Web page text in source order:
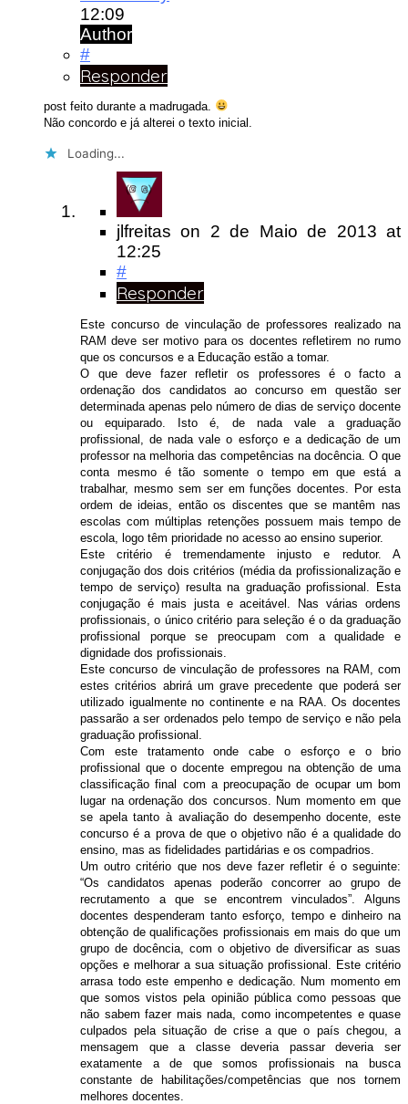
12:09
Author
#
Responder
post feito durante a madrugada.
Não concordo e já alterei o texto inicial.
Loading...
jlfreitas on 2 de Maio de 2013at
12:25
#
Responder
Este concurso de vinculação de professores realizado na
RAM deve ser motivo para os docentes refletirem no rumo
que os concursos e a Educação estão a tomar.
O que deve fazer refletir os professores é o facto a
ordenação dos candidatos ao concurso em questão ser
determinada apenas pelo número de dias de serviço docente
ou equiparado. Isto é, de nada vale a graduação
profissional, de nada vale o esforço e a dedicação de um
professor na melhoria das competências na docência. O que
conta mesmo é tão somente o tempo em que está a
trabalhar, mesmo sem ser em funções docentes. Por esta
ordem de ideias, então os discentes que se mantêm nas
escolas com múltiplas retenções possuem mais tempo de
escola, logo têm prioridade no acesso ao ensino superior.
Este critério é tremendamente injusto e redutor. A
conjugação dos dois critérios (média da profissionalização e
tempo de serviço) resulta na graduação profissional. Esta
conjugação é mais justa e aceitável. Nas várias ordens
profissionais, o único critério para seleção é o da graduação
profissional porque se preocupam com a qualidade e
dignidade dos profissionais.
Este concurso de vinculação de professores na RAM, com
estes critérios abrirá um grave precedente que poderá ser
utilizado igualmente no continente e na RAA. Os docentes
passarão a ser ordenados pelo tempo de serviço e não pela
graduação profissional.
Com este tratamento onde cabe o esforço e o brio
profissional que o docente empregou na obtenção de uma
classificação final com a preocupação de ocupar um bom
lugar na ordenação dos concursos. Num momento em que
se apela tanto à avaliação do desempenho docente, este
concurso é a prova de que o objetivo não é a qualidade do
ensino, mas as fidelidades partidárias e os compadrios.
Um outro critério que nos deve fazer refletir é o seguinte:
“Os candidatos apenas poderão concorrer ao grupo de
recrutamento a que se encontrem vinculados”. Alguns
docentes despenderam tanto esforço, tempo e dinheiro na
obtenção de qualificações profissionais em mais do que um
grupo de docência, com o objetivo de diversificar as suas
opções e melhorar a sua situação profissional. Este critério
arrasa todo este empenho e dedicação. Num momento em
que somos vistos pela opinião pública como pessoas que
não sabem fazer mais nada, como incompetentes e quase
culpados pela situação de crise a que o país chegou, a
mensagem que a classe deveria passar deveria ser
exatamente a de que somos profissionais na busca
constante de habilitações/competências que nos tornem
melhores docentes.